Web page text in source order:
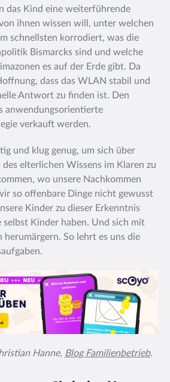
das Kind eine weiterführende
ihnen wissen will, unter welchen
schnellsten korrodiert, was die
Bismarcks sind und welche
es auf der Erde gibt. Da
dass das WLAN stabil und
Antwort zu finden ist. Den
anwendungsorientierte
verkauft werden.
und klug genug, um sich über
des elterlichen Wissens im Klaren zu
wo unsere Nachkommen
so offenbare Dinge nicht gewusst
Kinder zu dieser Erkenntnis
selbst Kinder haben. Und sich mit
herumärgern. So lehrt es uns die
Hanne, Blog Familienbetrieb.